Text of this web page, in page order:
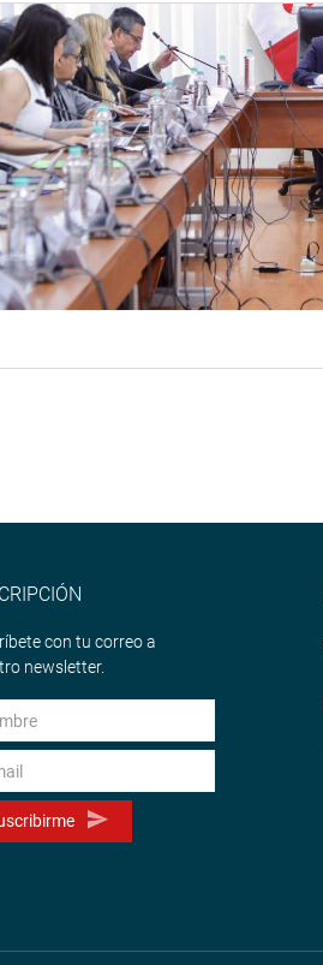
con tu correo a
newsletter.